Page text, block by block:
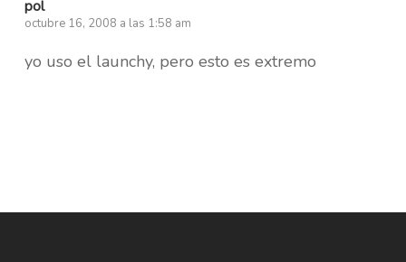
pol
octubre 16, 2008 a las 1:58 am
yo uso el launchy, pero esto es extremo